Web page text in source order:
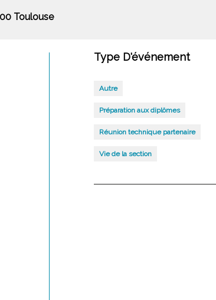
Toulouse
Type D'événement
Autre
Préparation aux diplômes
Réunion technique partenaire
Vie de la section